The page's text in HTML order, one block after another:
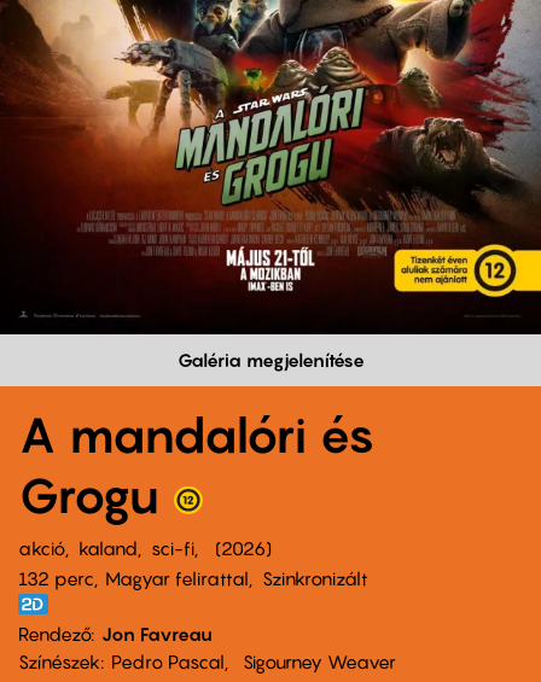
Galéria megjelenítése
A mandalóri és
Grogu
akció kaland sci-fi
2026
132 perc,
Magyar felirattal Szinkronizált
Rendező Jon Favreau
Színészek
Pedro Pascal Sigourney Weaver